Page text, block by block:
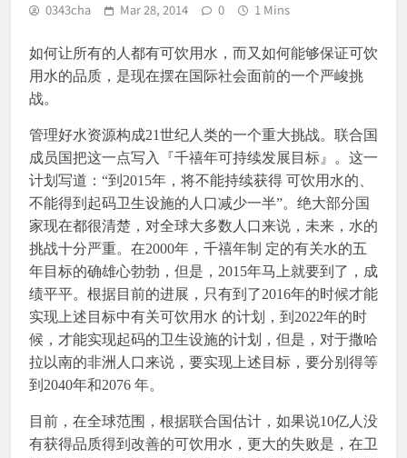
0343cha Mar 28, 2014 0 1 Mins
如何让所有的人都有可饮用水，而又如何能够保证可饮
用水的品质，是现在摆在国际社会面前的一个严峻挑
战。
管理好水资源构成21世纪人类的一个重大挑战。联合国
成员国把这一点写入『千禧年可持续发展目标』。这一
计划写道：“到2015年，将不能持续获得 可饮用水的、
不能得到起码卫生设施的人口减少一半”。绝大部分国
家现在都很清楚，对全球大多数人口来说，未来，水的
挑战十分严重。在2000年，千禧年制 定的有关水的五
年目标的确雄心勃勃，但是，2015年马上就要到了，成
绩平平。根据目前的进展，只有到了2016年的时候才能
实现上述目标中有关可饮用水 的计划，到2022年的时
候，才能实现起码的卫生设施的计划，但是，对于撒哈
拉以南的非洲人口来说，要实现上述目标，要分别得等
到2040年和2076 年。
目前，在全球范围，根据联合国估计，如果说10亿人没
有获得品质得到改善的可饮用水，更大的失败是，在卫